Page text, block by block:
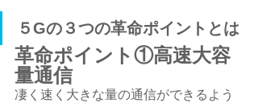
５Gの３つの革命ポイントとは
革命ポイント①高速大容
量通信
凄く速く大きな量の通信ができるよう